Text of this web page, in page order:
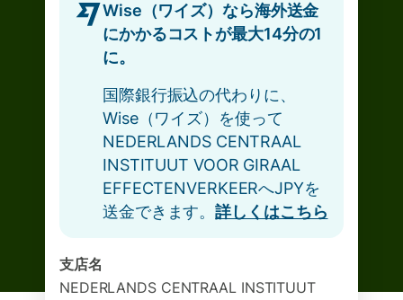
Wise（ワイズ）なら海外送金
にかかるコストが最大14分の1
に。
国際銀行振込の代わりに、
Wise（ワイズ）を使って
NEDERLANDS CENTRAAL
INSTITUUT VOOR GIRAAL
EFFECTENVERKEERへJPYを
送金できます。詳しくはこちら
支店名
NEDERLANDS CENTRAAL INSTITUUT